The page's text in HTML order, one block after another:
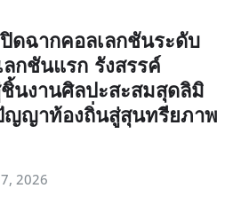
ปิดฉากคอลเลกชันระดับ
กชันแรก รังสรรค์
ชิ้นงานศิลปะสะสมสุดลิมิ
ญญาท้องถิ่นสู่สุนทรียภาพ
2026